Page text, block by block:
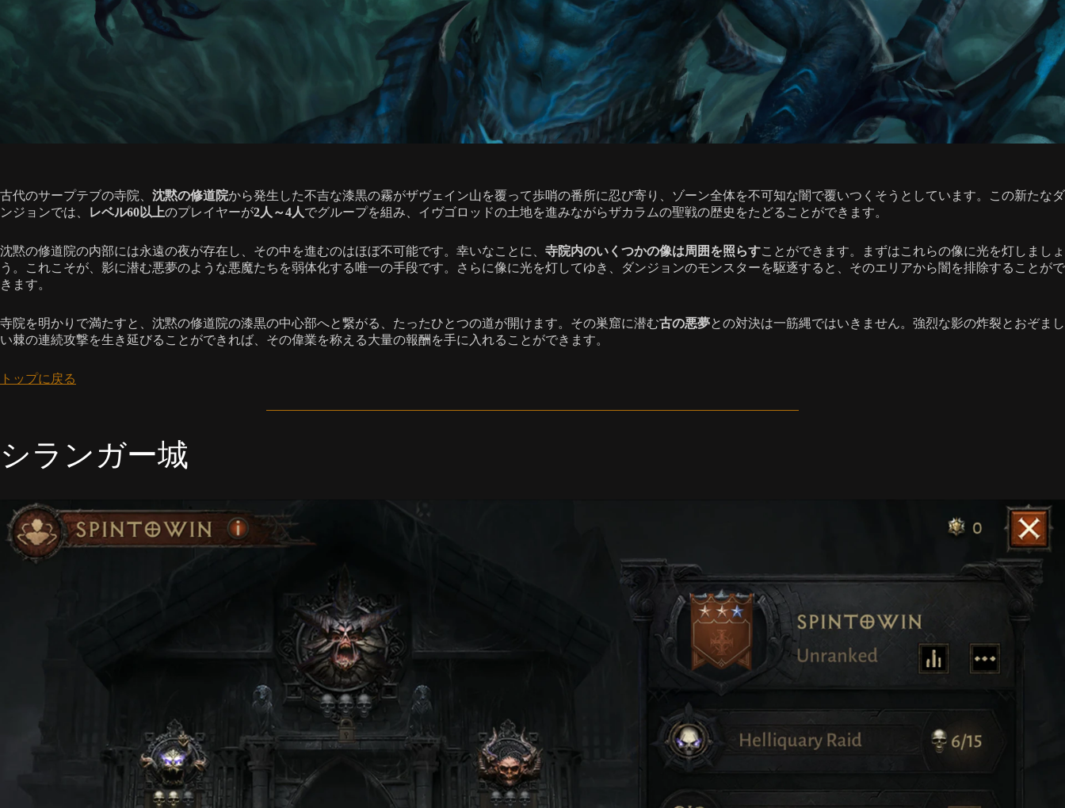
古代のサープテブの寺院、 沈黙の修道院から発生した不吉な漆黒の霧がザヴェイン山を覆って歩哨の番所に忍び寄り、ゾーン全体を不可知な闇で覆いつくそうとしています。この新たなダ
ンジョンでは、
レベル60以上のプレイヤーが2人～4人でグループを組み、イヴゴロッドの土地を進みながらザカラムの聖戦の歴史をたどることができます。
沈黙の修道院の内部には永遠の夜が存在し、その中を進むのはほぼ不可能です。幸いなことに、 寺院内のいくつかの像は周囲を照らすことができます。まずはこれらの像に光を灯しましょ
う。これこそが、影に潜む悪夢のような悪魔たちを弱体化する唯一の手段です。さらに像に光を灯してゆき、ダンジョンのモンスターを駆逐すると、そのエリアから闇を排除することがで
きます。
寺院を明かりで満たすと、沈黙の修道院の漆黒の中心部へと繋がる、たったひとつの道が開けます。その巣窟に潜む古の悪夢との対決は一筋縄ではいきません。強烈な影の炸裂とおぞまし
い棘の連続攻撃を生き延びることができれば、その偉業を称える大量の報酬を手に入れることができます。
トップに戻る
シランガー城